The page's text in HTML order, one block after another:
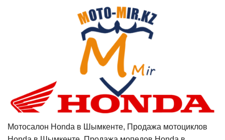
Мотосалон Honda в Шымкенте, Продажа мотоциклов